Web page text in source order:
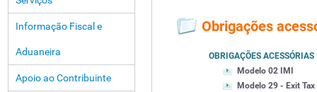
Informação Fiscal e
Aduaneira
Apoio ao Contribuinte
Obrigações
OBRIGAÇÕES ACESSÓRIAS
Modelo 02 IMI
Modelo 29 - Exit Tax